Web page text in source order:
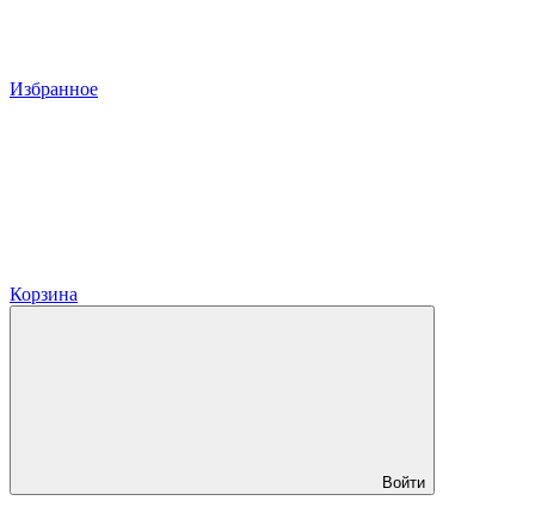
Избранное
Корзина
Войти